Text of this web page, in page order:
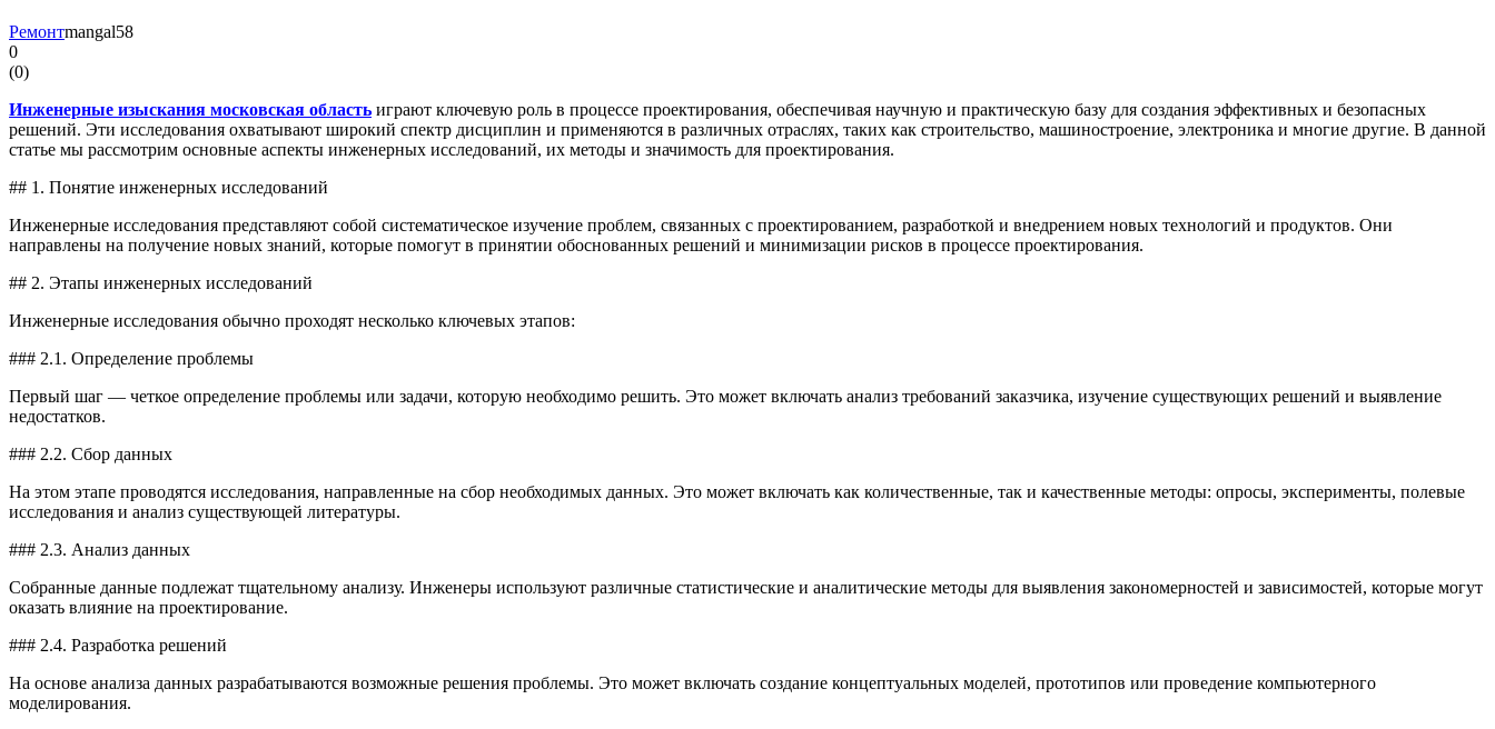
Ремонтmangal58
0
(0)
Инженерные изыскания московская область играют ключевую роль в процессе проектирования, обеспечивая научную и практическую базу для создания эффективных и безопасных
решений. Эти исследования охватывают широкий спектр дисциплин и применяются в различных отраслях, таких как строительство, машиностроение, электроника и многие другие. В данной
статье мы рассмотрим основные аспекты инженерных исследований, их методы и значимость для проектирования.
## 1. Понятие инженерных исследований
Инженерные исследования представляют собой систематическое изучение проблем, связанных с проектированием, разработкой и внедрением новых технологий и продуктов. Они
направлены на получение новых знаний, которые помогут в принятии обоснованных решений и минимизации рисков в процессе проектирования.
## 2. Этапы инженерных исследований
Инженерные исследования обычно проходят несколько ключевых этапов:
### 2.1. Определение проблемы
Первый шаг — четкое определение проблемы или задачи, которую необходимо решить. Это может включать анализ требований заказчика, изучение существующих решений и выявление
недостатков.
### 2.2. Сбор данных
На этом этапе проводятся исследования, направленные на сбор необходимых данных. Это может включать как количественные, так и качественные методы: опросы, эксперименты, полевые
исследования и анализ существующей литературы.
### 2.3. Анализ данных
Собранные данные подлежат тщательному анализу. Инженеры используют различные статистические и аналитические методы для выявления закономерностей и зависимостей, которые могут
оказать влияние на проектирование.
### 2.4. Разработка решений
На основе анализа данных разрабатываются возможные решения проблемы. Это может включать создание концептуальных моделей, прототипов или проведение компьютерного
моделирования.